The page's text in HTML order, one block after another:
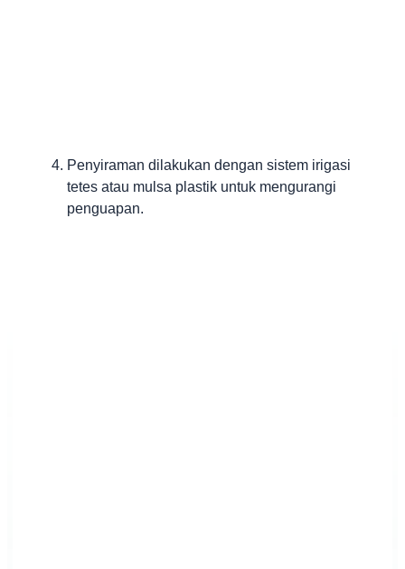
Penyiraman dilakukan dengan sistem irigasi
tetes atau mulsa plastik untuk mengurangi
penguapan.